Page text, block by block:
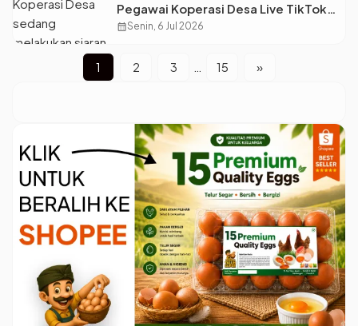
Pegawai Koperasi Desa Live TikTok
Saat Jam Kerja Ini Banjir Kritik!
calendar_monthSenin, 6 Jul 2026
1 2 3 15 »